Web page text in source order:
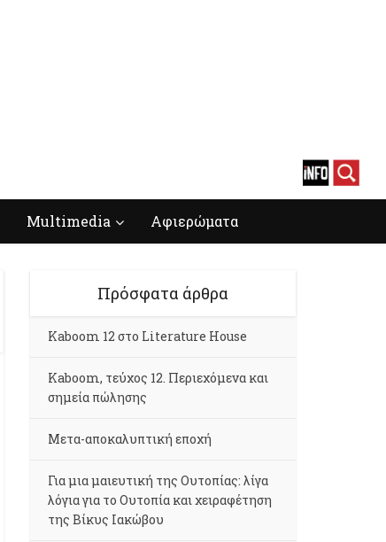
Multimedia Αφιερώματα
Πρόσφατα άρθρα
Kaboom 12 στο Literature House
Kaboom, τεύχος 12. Περιεχόμενα και
σημεία πώλησης
Μετα-αποκαλυπτική εποχή
Για μια μαιευτική της Ουτοπίας: λίγα
λόγια για το Ουτοπία και χειραφέτηση
της Βίκυς Ιακώβου